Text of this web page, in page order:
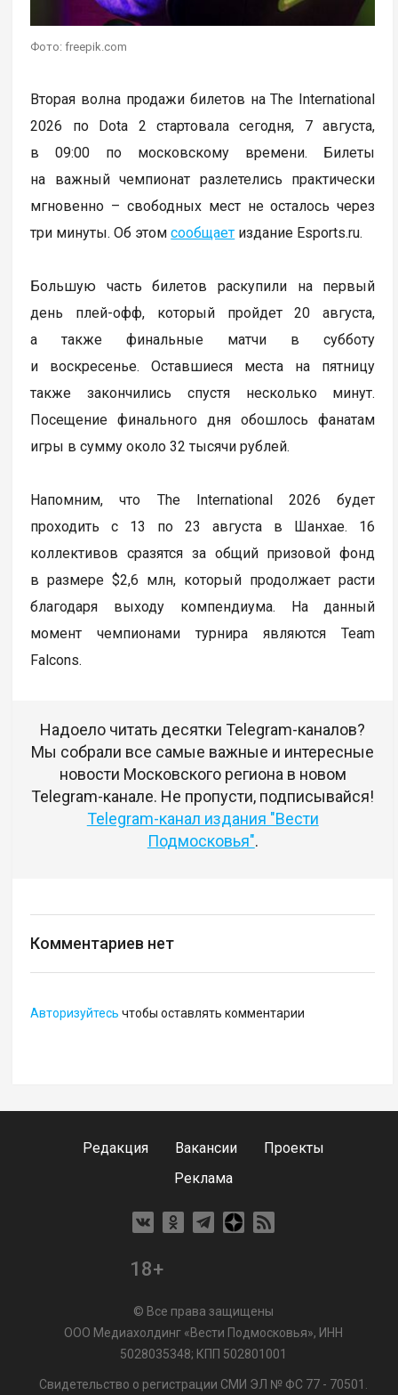
Фото: freepik.com
Вторая волна продажи билетов на The International
2026 по Dota 2 стартовала сегодня, 7 августа,
в 09:00 по московскому времени. Билеты
на важный чемпионат разлетелись практически
мгновенно – свободных мест не осталось через
три минуты. Об этомсообщает издание Esports.ru.
Большую часть билетов раскупили на первый
день плей-офф, который пройдет 20 августа,
а также финальные матчи в субботу
и воскресенье. Оставшиеся места на пятницу
также закончились спустя несколько минут.
Посещение финального дня обошлось фанатам
игры в сумму около 32 тысячи рублей.
Напомним, что The International 2026 будет
проходить с 13 по 23 августа в Шанхае. 16
коллективов сразятся за общий призовой фонд
в размере $2,6 млн, который продолжает расти
благодаря выходу компендиума. На данный
момент чемпионами турнира являются Team
Falcons.
Надоело читать десятки Telegram-каналов?
Мы собрали все самые важные и интересные
новости Московского региона в новом
Telegram-канале. Не пропусти, подписывайся!
Telegram-канал издания "Вести
Подмосковья".
Комментариев нет
Авторизуйтесь чтобы оставлять комментарии
Редакция Вакансии
Проекты
Реклама
18+
© Все права защищены
ООО Медиахолдинг «Вести Подмосковья», ИНН
5028035348; КПП 502801001
Свидетельство о регистрации СМИ ЭЛ № ФС 77 - 70501.